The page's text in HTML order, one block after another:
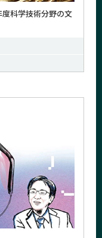
科学技術分野の文